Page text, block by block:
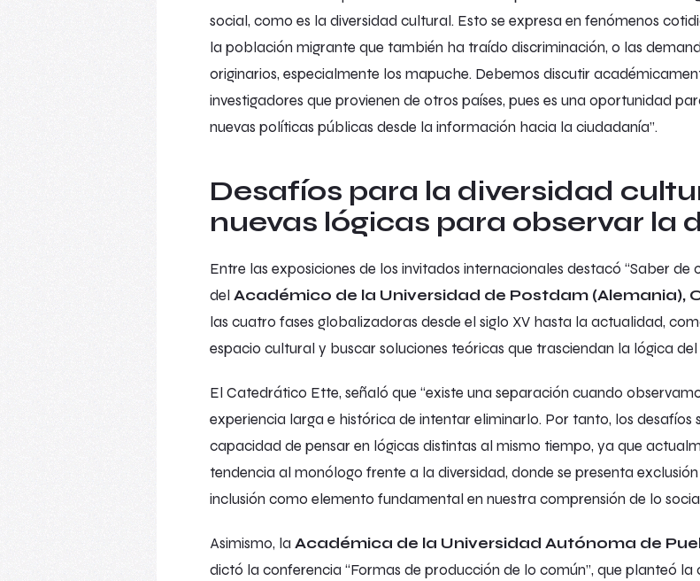
social, como es la diversidad cultural. Esto se expresa en fenómenos
la población migrante que también ha traído discriminación, o las
originarios, especialmente los mapuche. Debemos discutir
investigadores que provienen de otros países, pues es una oportunidad
nuevas políticas públicas desde la información hacia la ciudadanía”.
Desafíos para la diversidad
nuevas lógicas para observar la
Entre las exposiciones de los invitados internacionales destacó “Saber de
del Académico de la Universidad de Postdam (Alemania),
las cuatro fases globalizadoras desde el siglo XV hasta la actualidad,
espacio cultural y buscar soluciones teóricas que trasciendan la lógica
El Catedrático Ette, señaló que “existe una separación cuando
experiencia larga e histórica de intentar eliminarlo. Por tanto, los
capacidad de pensar en lógicas distintas al mismo tiempo, ya que
tendencia al monólogo frente a la diversidad, donde se presenta
inclusión como elemento fundamental en nuestra comprensión de lo
Asimismo, la Académica de la Universidad Autónoma de
dictó la conferencia “Formas de producción de lo común”, que planteó